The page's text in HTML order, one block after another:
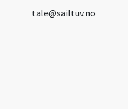
tale@sailtuv.no